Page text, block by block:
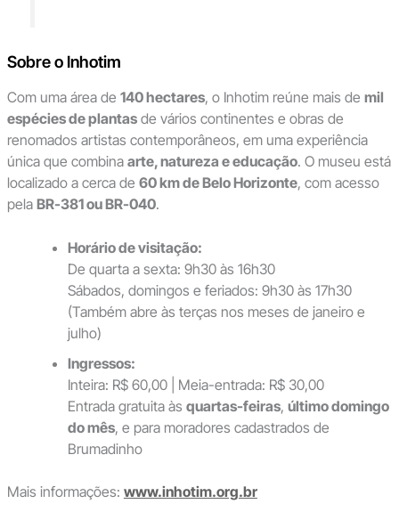
Sobre o Inhotim
Com uma área de 140 hectares, o Inhotim reúne mais de mil
espécies de plantasde vários continentes e obras de
renomados artistas contemporâneos, em uma experiência
única que combina arte, natureza e educação. O museu está
localizado a cerca de 60 km de Belo Horizonte, com acesso
pela BR-381 ou BR-040.
Horário de visitação:
De quarta a sexta: 9h30 às 16h30
Sábados, domingos e feriados: 9h30 às 17h30
(Também abre às terças nos meses de janeiro e
julho)
Ingressos:
Inteira: R$ 60,00 | Meia-entrada: R$ 30,00
Entrada gratuita às quartas-feiras, último domingo
do mês, e para moradores cadastrados de
Brumadinho
Mais informações: www.inhotim.org.br